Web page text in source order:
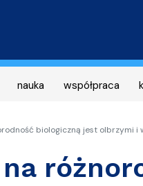
nauka współpraca
biologiczną jest olbrzymi i